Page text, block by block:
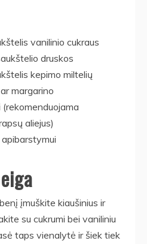
vanilinio cukraus
druskos
kepimo miltelių
margarino
(rekomenduojama
aliejus)
įmuškite kiaušinius ir
su cukrumi bei vaniliniu
taps vienalytė ir šiek tiek